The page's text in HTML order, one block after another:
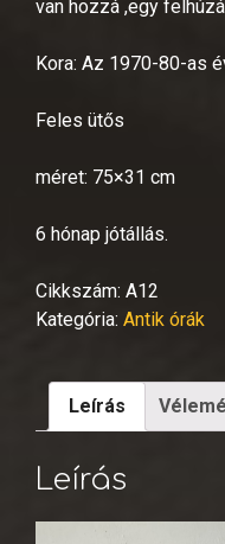
van hozzá ,egy
Kora: Az 1970-80-as
Feles ütős
méret: 75×31 cm
6 hónap jótállás.
Cikkszám: A12
Kategória: Antik órák
Leírás
Leírás